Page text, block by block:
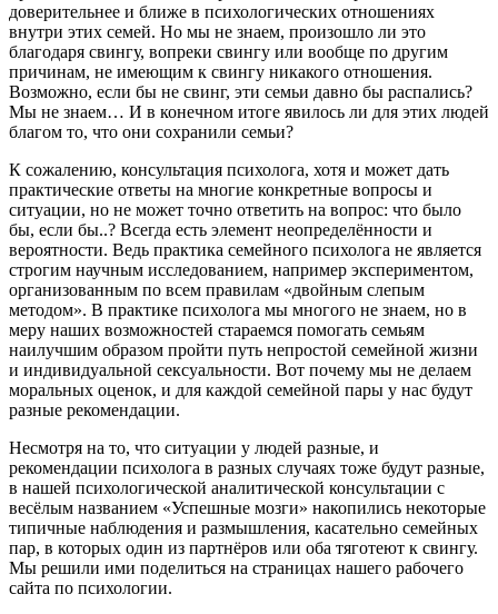
доверительнее и ближе в психологических отношениях
внутри этих семей. Но мы не знаем, произошло ли это
благодаря свингу, вопреки свингу или вообще по другим
причинам, не имеющим к свингу никакого отношения.
Возможно, если бы не свинг, эти семьи давно бы распались?
Мы не знаем… И в конечном итоге явилось ли для этих людей
благом то, что они сохранили семьи?
К сожалению, консультация психолога, хотя и может дать
практические ответы на многие конкретные вопросы и
ситуации, но не может точно ответить на вопрос: что было
бы, если бы..? Всегда есть элемент неопределённости и
вероятности. Ведь практика семейного психолога не является
строгим научным исследованием, например экспериментом,
организованным по всем правилам «двойным слепым
методом». В практике психолога мы многого не знаем, но в
меру наших возможностей стараемся помогать семьям
наилучшим образом пройти путь непростой семейной жизни
и индивидуальной сексуальности. Вот почему мы не делаем
моральных оценок, и для каждой семейной пары у нас будут
разные рекомендации.
Несмотря на то, что ситуации у людей разные, и
рекомендации психолога в разных случаях тоже будут разные,
в нашей психологической аналитической консультации с
весёлым названием «Успешные мозги» накопились некоторые
типичные наблюдения и размышления, касательно семейных
пар, в которых один из партнёров или оба тяготеют к свингу.
Мы решили ими поделиться на страницах нашего рабочего
сайта по психологии.